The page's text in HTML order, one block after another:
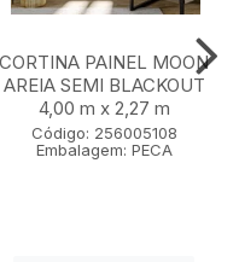
CORTINA PAINEL MOON
AREIA SEMI BLACKOUT
4,00 m x 2,27 m
Código: 256005108
Embalagem: PECA